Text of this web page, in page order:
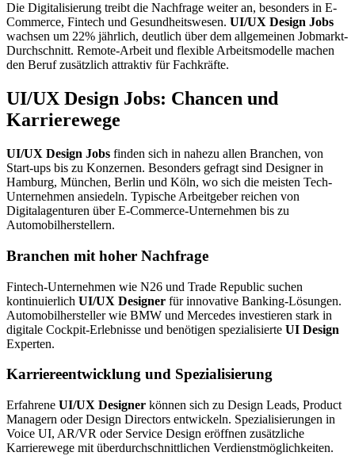
Die Digitalisierung treibt die Nachfrage weiter an, besonders in E-
Commerce, Fintech und Gesundheitswesen. UI/UX Design Jobs
wachsen um 22% jährlich, deutlich über dem allgemeinen Jobmarkt-
Durchschnitt. Remote-Arbeit und flexible Arbeitsmodelle machen
den Beruf zusätzlich attraktiv für Fachkräfte.
UI/UX Design Jobs: Chancen und
Karrierewege
UI/UX Design Jobs finden sich in nahezu allen Branchen, von
Start-ups bis zu Konzernen. Besonders gefragt sind Designer in
Hamburg, München, Berlin und Köln, wo sich die meisten Tech-
Unternehmen ansiedeln. Typische Arbeitgeber reichen von
Digitalagenturen über E-Commerce-Unternehmen bis zu
Automobilherstellern.
Branchen mit hoher Nachfrage
Fintech-Unternehmen wie N26 und Trade Republic suchen
kontinuierlich UI/UX Designer für innovative Banking-Lösungen.
Automobilhersteller wie BMW und Mercedes investieren stark in
digitale Cockpit-Erlebnisse und benötigen spezialisierte UI Design
Experten.
Karriereentwicklung und Spezialisierung
Erfahrene UI/UX Designer können sich zu Design Leads, Product
Managern oder Design Directors entwickeln. Spezialisierungen in
Voice UI, AR/VR oder Service Design eröffnen zusätzliche
Karrierewege mit überdurchschnittlichen Verdienstmöglichkeiten.